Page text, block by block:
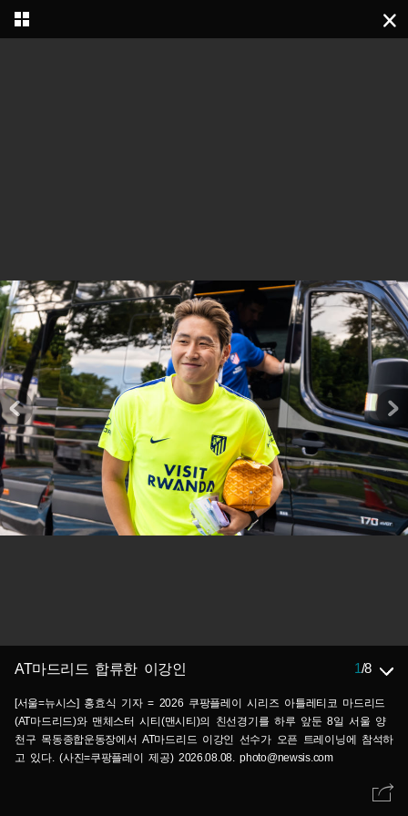
AT마드리드 합류한 이강인 1/8
[서울=뉴시스] 홍효식 기자 = 2026 쿠팡플레이 시리즈 아틀레티코 마드리드
(AT마드리드)와 맨체스터 시티(맨시티)의 친선경기를 하루 앞둔 8일 서울 양
천구 목동종합운동장에서 AT마드리드 이강인 선수가 오픈 트레이닝에 참석하
고 있다. (사진=쿠팡플레이 제공) 2026.08.08. photo@newsis.com